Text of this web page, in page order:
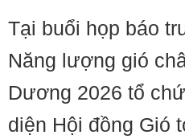
Tại buổi họp báo
Năng lượng gió
Dương 2026 tổ
diện Hội đồng Gió